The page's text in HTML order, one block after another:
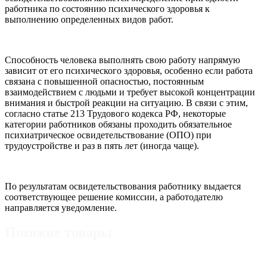
работника по состоянию психического здоровья к
выполнению определенных видов работ.
Способность человека выполнять свою работу напрямую
зависит от его психического здоровья, особенно если работа
связана с повышенной опасностью, постоянным
взаимодействием с людьми и требует высокой концентрации
внимания и быстрой реакции на ситуацию. В связи с этим,
согласно статье 213 Трудового кодекса РФ, некоторые
категории работников обязаны проходить обязательное
психиатрическое освидетельствование (ОПО) при
трудоустройстве и раз в пять лет (иногда чаще).
По результатам освидетельствования работнику выдается
соответствующее решение комиссии, а работодателю
направляется уведомление.